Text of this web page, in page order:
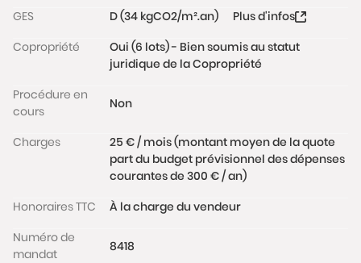
GES
D (34 kgCO2/m².an)
Plus d'infos
Copropriété
Oui (6 lots) - Bien soumis au statut
juridique de la Copropriété
Procédure en
cours
Non
Charges
25 € / mois (montant moyen de la quote
part du budget prévisionnel des dépenses
courantes de 300 € / an)
Honoraires TTC
À la charge du vendeur
Numéro de
mandat
8418